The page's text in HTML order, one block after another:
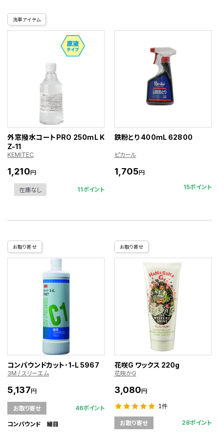
洗車アイテム
外窓撥水コートPRO 250mL K
Z-11
KEMITEC
1,210円
在庫なし 11ポイント
鉄粉とり 400mL 62800
ピカール
1,705円
15ポイント
お取り寄せ
コンパウンドカット･1-L 5967
3M / スリーエム
5,137円
お取り寄せ 46ポイント
コンパウンド 細目
お取り寄せ
花咲G ワックス 220g
花咲かG
3,080円
1件
お取り寄せ 28ポイント